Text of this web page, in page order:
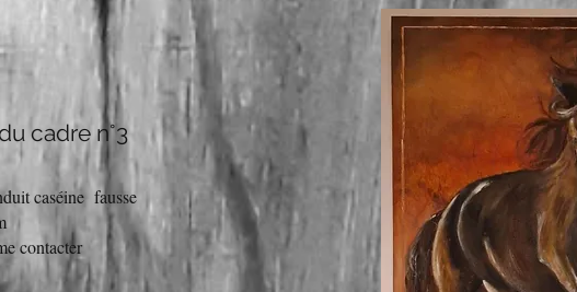
cadre n°3
caséine fausse
contacter